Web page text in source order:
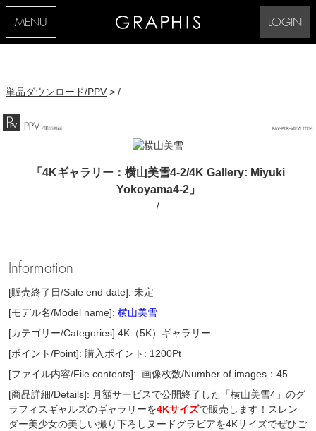
MENU LOGIN
単品ダウンロード/PPV > /
「4Kギャラリー：横山美雪4-2/4K Gallery: Miyuki
Yokoyama4-2」
/
Information
[販売終了日/Sale end date]: 未定
[モデル名/Model name]:横山美雪
[カテゴリー/Categories]:4K（5K）ギャラリー
[ポイント/Point]: 購入ポイント: 1200Pt
[ファイル内容/File contents]: 画像枚数/Number of images：45
[商品詳細/Details]: 月額サービスで公開終了した「横山美雪4」のグ
ラフィスギャルズのギャラリーを4Kサイズで販売します！スレン
ダー美少女の美しい撮り下ろしヌードグラビアを4Kサイズでぜひご